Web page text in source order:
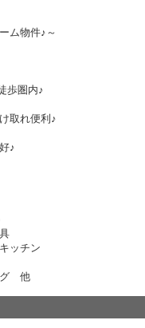
ム物件♪～
歩圏内♪
取れ便利♪
♪
ッチン
グ 他